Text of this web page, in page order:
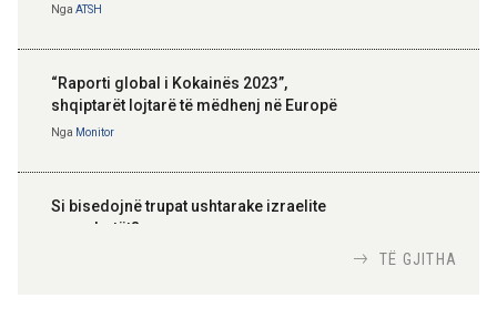
Nga ATSH
“Raporti global i Kokainës 2023”,
shqiptarët lojtarë të mëdhenj në Europë
Nga Monitor
Si bisedojnë trupat ushtarake izraelite
me robotët?
TË GJITHA